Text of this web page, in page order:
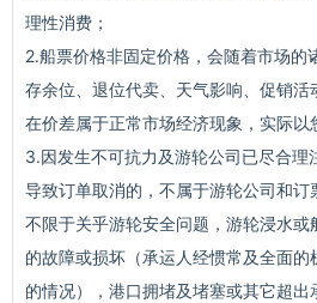
理性消费；
2.船票价格非固定价格，会随着市场的
存余位、退位代卖、天气影响、促销
在价差属于正常市场经济现象，实际以
3.因发生不可抗力及游轮公司已尽合理
导致订单取消的，不属于游轮公司和
不限于关乎游轮安全问题，游轮浸水
的故障或损坏（承运人经惯常及全面
的情况），港口拥堵及堵塞或其它超出